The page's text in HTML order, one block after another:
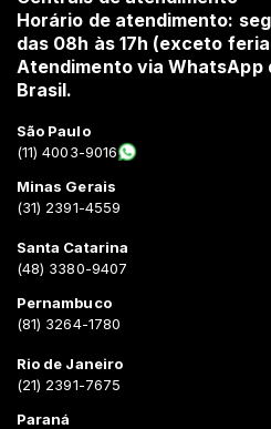
Horário de atendimento:
das 08h às 17h (exceto
Atendimento via WhatsApp
Brasil.
São Paulo
(11) 4003-9016
Minas Gerais
(31) 2391-4559
Santa Catarina
(48) 3380-9407
Pernambuco
(81) 3264-1780
Rio de Janeiro
(21) 2391-7675
Paraná